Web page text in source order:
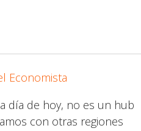
Economista
día de hoy, no es un hub
con otras regiones